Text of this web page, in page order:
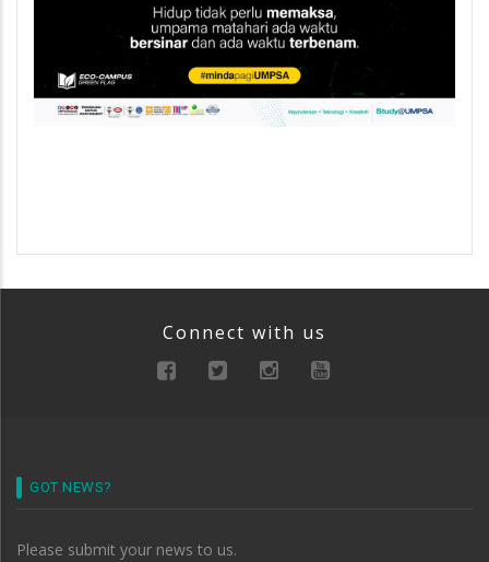
Connect with us
GOT NEWS?
Please submit your news to us.